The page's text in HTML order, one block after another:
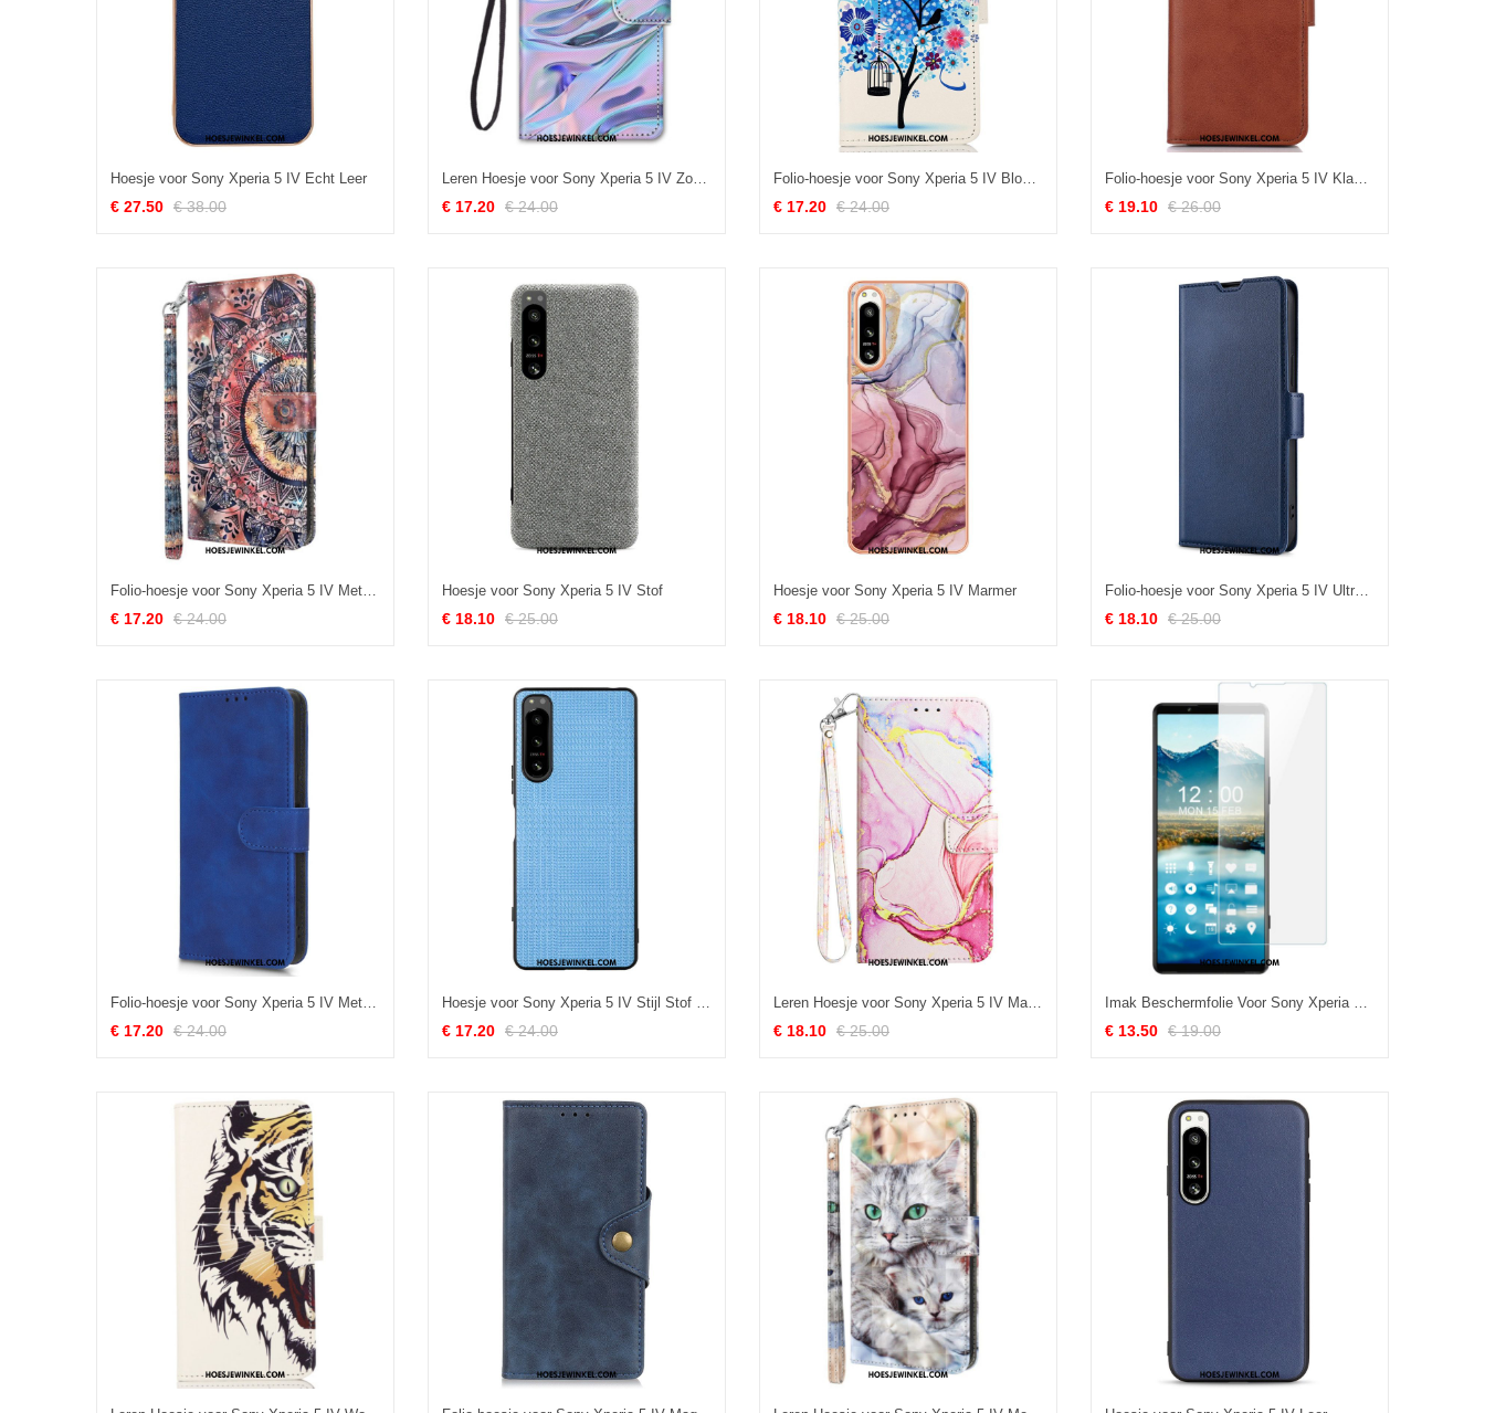
Hoesje voor Sony Xperia 5 IV Echt Leer
€ 27.50 € 38.00
Leren Hoesje voor Sony Xperia 5 IV Zoals Verf
€ 17.20 € 24.00
Folio-hoesje voor Sony Xperia 5 IV Bloeiende Boom
€ 17.20 € 24.00
Folio-hoesje voor Sony Xperia 5 IV Klassieke Lederen Stijl
€ 19.10 € 26.00
Folio-hoesje voor Sony Xperia 5 IV Met Ketting Kleurrijke Strappy Mandala
€ 17.20 € 24.00
Hoesje voor Sony Xperia 5 IV Stof
€ 18.10 € 25.00
Hoesje voor Sony Xperia 5 IV Marmer
€ 18.10 € 25.00
Folio-hoesje voor Sony Xperia 5 IV Ultra Fijn
€ 18.10 € 25.00
Folio-hoesje voor Sony Xperia 5 IV Met Ketting Strappy Leereffect
€ 17.20 € 24.00
Hoesje voor Sony Xperia 5 IV Stijl Stof Vili
€ 17.20 € 24.00
Leren Hoesje voor Sony Xperia 5 IV Marmer Met Lanyard
€ 18.10 € 25.00
Imak Beschermfolie Voor Sony Xperia 5 Iv
€ 13.50 € 19.00